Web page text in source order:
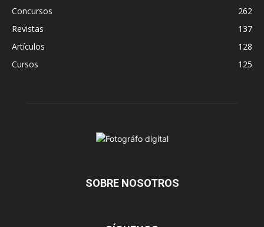
Concursos
262
Revistas
137
Artículos
128
Cursos
125
SOBRE NOSOTROS